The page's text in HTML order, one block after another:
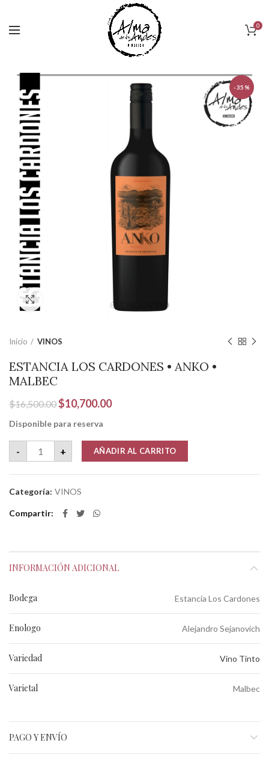
0
-35%
Inicio VINOS
ESTANCIA LOS CARDONES • ANKO •
MALBEC
$16,500.00 El
original
era:
$16,500.00.
$10,700.00El
es:
$10,700.00.
Disponible para reserva
-
ESTANCIA LOS CARDONES • ANKO • MALBEC cantidad
+ AÑADIR AL CARRITO
Categoría: VINOS
Compartir
INFORMACIÓN ADICIONAL
Bodega Estancia Los Cardones
Enologo Alejandro Sejanovich
Variedad Vino Tinto
Varietal Malbec
PAGO Y ENVÍO